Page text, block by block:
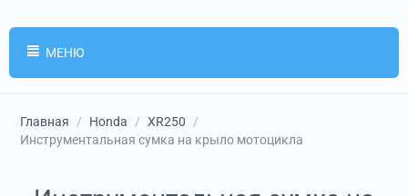
МЕНЮ
Главная / Honda / XR250
/
Инструментальная сумка на крыло мотоцикла